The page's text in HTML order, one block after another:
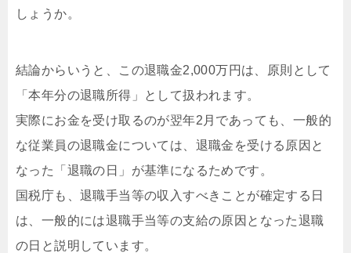
しょうか。
結論からいうと、この退職金2,000万円は、原則として
「本年分の退職所得」として扱われます。
実際にお金を受け取るのが翌年2月であっても、一般的
な従業員の退職金については、退職金を受ける原因と
なった「退職の日」が基準になるためです。
国税庁も、退職手当等の収入すべきことが確定する日
は、一般的には退職手当等の支給の原因となった退職
の日と説明しています。